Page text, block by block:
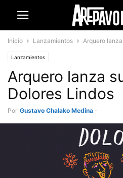
Inicio Lanzamientos Arquero
Lanzamientos
Arquero lanza
Dolores Lindos
Por Gustavo Chalako Medina -